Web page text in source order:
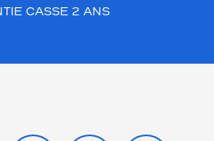
CASSE 2 ANS